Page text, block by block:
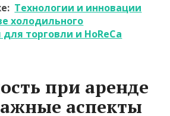
Технологии и инновации
холодильного
торговли и HoReCa
при аренде
аспекты